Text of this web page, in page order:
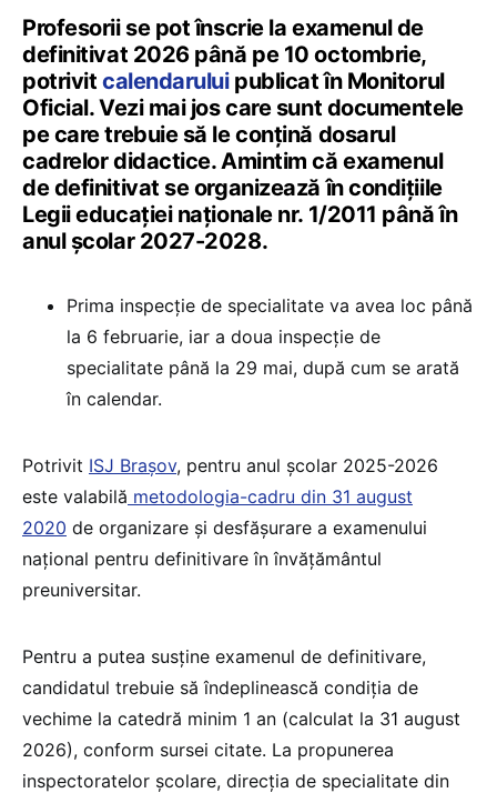
Profesorii se pot înscrie la examenul de
definitivat 2026 până pe 10 octombrie,
potrivit calendaruluipublicat în Monitorul
Oficial. Vezi mai jos care sunt documentele
pe care trebuie să le conțină dosarul
cadrelor didactice. Amintim că examenul
de definitivat se organizează în condițiile
Legii educației naționale nr. 1/2011 până în
anul școlar 2027-2028.
Prima inspecție de specialitate va avea loc până
la 6 februarie, iar a doua inspecție de
specialitate până la 29 mai, după cum se arată
în calendar.
Potrivit ISJ Brașov, pentru anul școlar 2025-2026
este valabilă metodologia-cadru din 31 august
2020 de organizare și desfășurare a examenului
național pentru definitivare în învățământul
preuniversitar.
Pentru a putea susține examenul de definitivare,
candidatul trebuie să îndeplinească condiția de
vechime la catedră minim 1 an (calculat la 31 august
2026), conform sursei citate. La propunerea
inspectoratelor şcolare, direcţia de specialitate din